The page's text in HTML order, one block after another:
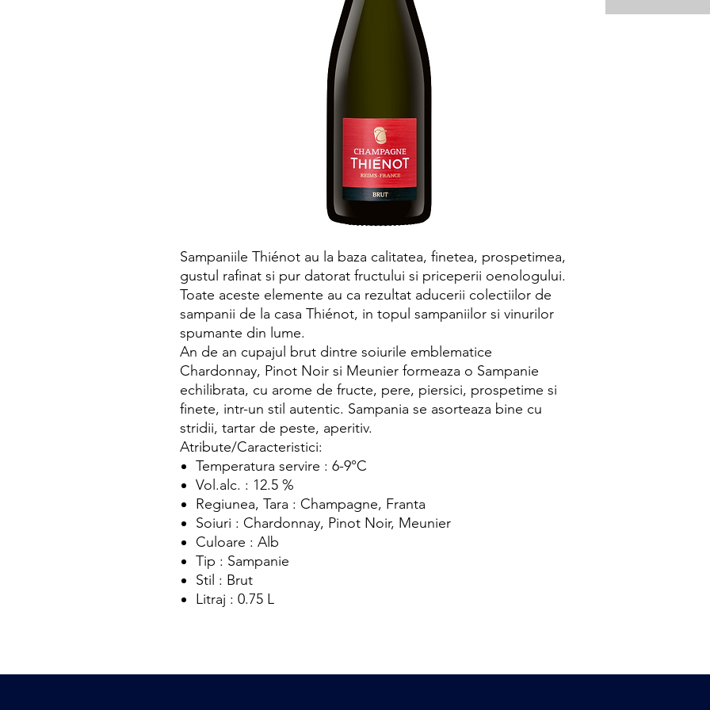
Sampaniile Thiénot au la baza calitatea, finetea, prospetimea,
gustul rafinat si pur datorat fructului si priceperii oenologului.
Toate aceste elemente au ca rezultat aducerii colectiilor de
sampanii de la casa Thiénot, in topul sampaniilor si vinurilor
spumante din lume.
An de an cupajul brut dintre soiurile emblematice
Chardonnay, Pinot Noir si Meunier formeaza o Sampanie
echilibrata, cu arome de fructe, pere, piersici, prospetime si
finete, intr-un stil autentic. Sampania se asorteaza bine cu
stridii, tartar de peste, aperitiv.
Atribute/Caracteristici:
Temperatura servire : 6-9°C
Vol.alc. : 12.5 %
Regiunea, Tara : Champagne, Franta
Soiuri : Chardonnay, Pinot Noir, Meunier
Culoare : Alb
Tip : Sampanie
Stil : Brut
Litraj : 0.75 L